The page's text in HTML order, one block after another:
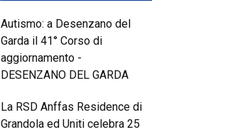
Autismo: a Desenzano del
Garda il 41° Corso di
aggiornamento -
DESENZANO DEL GARDA
La RSD Anffas Residence di
Grandola ed Uniti celebra 25